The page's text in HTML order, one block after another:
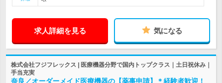
求人詳細を見る 気になる
株式会社フジフレックス | 医療機器分野で国内トップクラス｜土日祝休み｜
手当充実
奈良／オーダーメイド医療機器の【薬事申請】＊経験者歓迎！